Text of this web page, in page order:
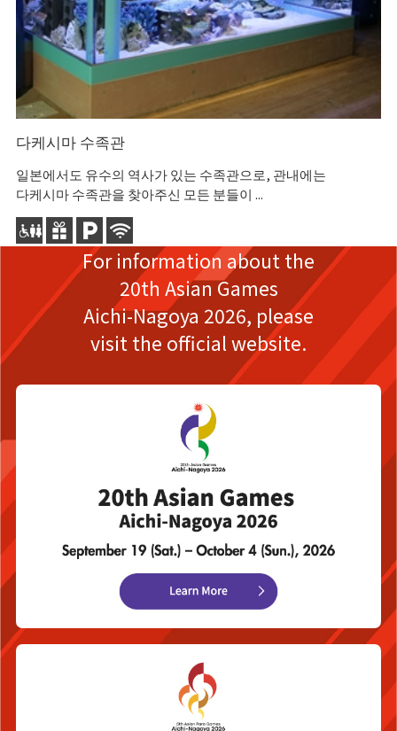
다케시마 수족관
일본에서도 유수의 역사가 있는 수족관으로, 관내에는
다케시마 수족관을 찾아주신 모든 분들이 ...
For information about the
20th Asian Games
Aichi-Nagoya 2026, please
visit the official website.